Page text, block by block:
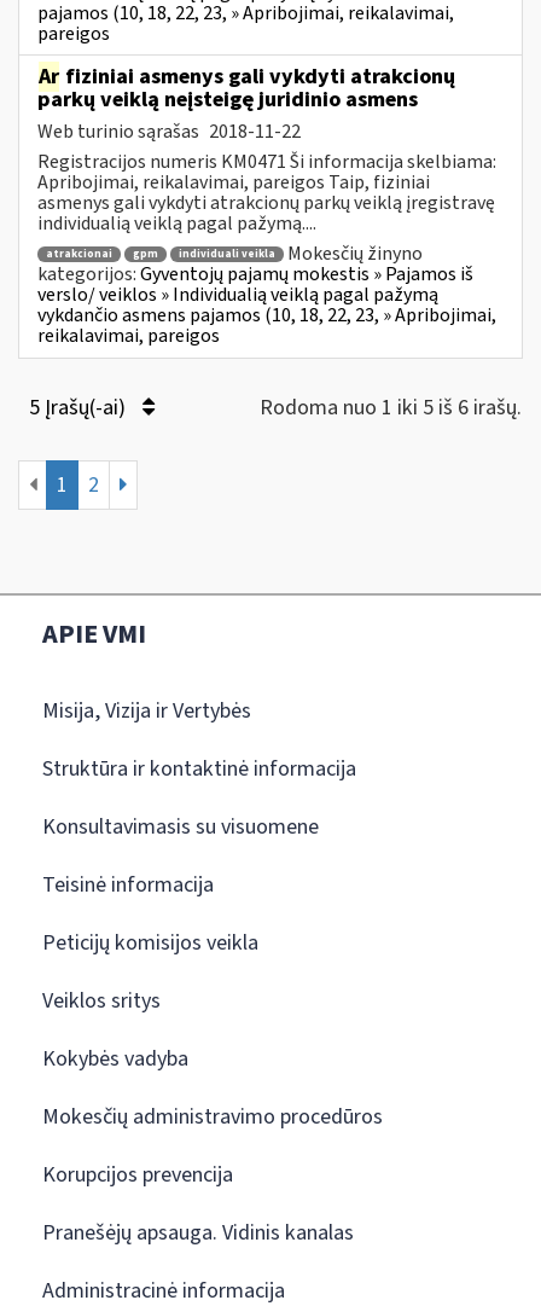
pajamos (10, 18, 22, 23, » Apribojimai, reikalavimai,
pareigos
Ar fiziniai asmenys gali vykdyti atrakcionų
parkų veiklą neįsteigę juridinio asmens
Web turinio sąrašas 2018-11-22
Registracijos numeris KM0471 Ši informacija skelbiama:
Apribojimai, reikalavimai, pareigos Taip, fiziniai
asmenys gali vykdyti atrakcionų parkų veiklą įregistravę
individualią veiklą pagal pažymą....
atrakcionai gpm individuali veikla
Mokesčių žinyno
kategorijos:Gyventojų pajamų mokestis » Pajamos iš
verslo/ veiklos » Individualią veiklą pagal pažymą
vykdančio asmens pajamos (10, 18, 22, 23, » Apribojimai,
reikalavimai, pareigos
5 Įrašų(-ai) Rodoma nuo 1 iki 5 iš 6 irašų.
1 2
APIE VMI
Misija, Vizija ir Vertybės
Struktūra ir kontaktinė informacija
Konsultavimasis su visuomene
Teisinė informacija
Peticijų komisijos veikla
Veiklos sritys
Kokybės vadyba
Mokesčių administravimo procedūros
Korupcijos prevencija
Pranešėjų apsauga. Vidinis kanalas
Administracinė informacija